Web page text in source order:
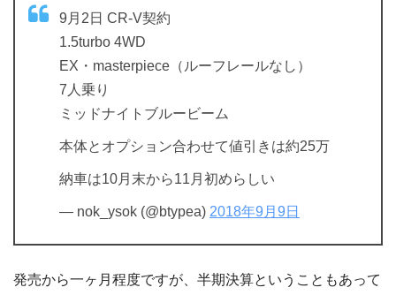
9月2日 CR-V契約
1.5turbo 4WD
EX・masterpiece（ルーフレールなし）
7人乗り
ミッドナイトブルービーム
本体とオプション合わせて値引きは約25万
納車は10月末から11月初めらしい
— nok_ysok (@btypea) 2018年9月9日
発売から一ヶ月程度ですが、半期決算ということもあって